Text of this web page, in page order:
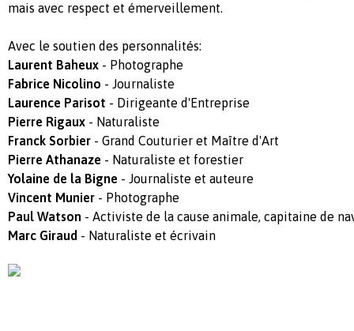
mais avec respect et émerveillement.
Avec le soutien des personnalités:
Laurent Baheux - Photographe
Fabrice Nicolino - Journaliste
Laurence Parisot - Dirigeante d'Entreprise
Pierre Rigaux - Naturaliste
Franck Sorbier - Grand Couturier et Maître d'Art
Pierre Athanaze - Naturaliste et forestier
Yolaine de la Bigne - Journaliste et auteure
Vincent Munier - Photographe
Paul Watson - Activiste de la cause animale, capitaine de
Marc Giraud - Naturaliste et écrivain